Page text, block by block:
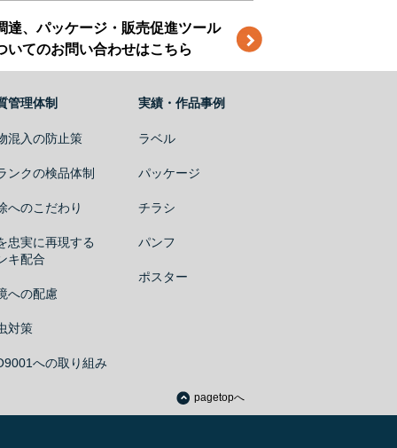
達、パッケージ・販売促進ツール
いてのお問い合わせはこちら
管理体制
混入の防止策
ンクの検品体制
へのこだわり
忠実に再現する
キ配合
への配慮
対策
への取り組み
実績・作品事例
ラベル
パッケージ
チラシ
パンフ
ポスター
pagetopへ